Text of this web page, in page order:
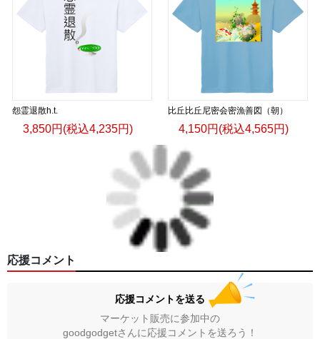
怨霊退散h.t.
3,850円(税込4,235円)
比丘比丘尼密会密漁善図（朝）
4,150円(税込4,565円)
応援コメント
応援コメントを送る
マーケット販売に参加中の
goodgodgetさんに応援コメントを送ろう！